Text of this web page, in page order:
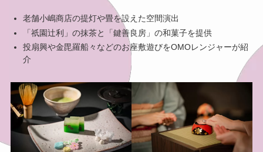
老舗小嶋商店の提灯や畳を設えた空間演出
「祇園辻利」の抹茶と「鍵善良房」の和菓子を提供
投扇興や金毘羅船々などのお座敷遊びをOMOレンジャーが紹
介